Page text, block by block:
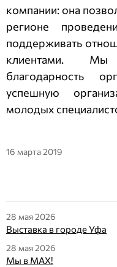
компании: она
регионе
поддерживать
клиентами.
благодарность
успешную
молодых
16 марта 2019
28 мая 2026
Выставка в городе Уфа
28 мая 2026
Мы в МАX!